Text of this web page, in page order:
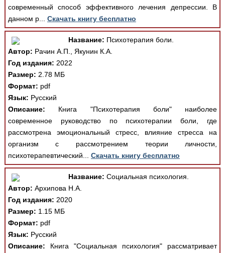
современный способ эффективного лечения депрессии. В
данном р... Скачать книгу бесплатно
Название: Психотерапия боли.
Автор: Рачин А.П., Якунин К.А.
Год издания: 2022
Размер: 2.78 МБ
Формат: pdf
Язык: Русский
Описание: Книга "Психотерапия боли" наиболее
современное руководство по психотерапии боли, где
рассмотрена эмоциональный стресс, влияние стресса на
организм с рассмотрением теории личности,
психотерапевтический... Скачать книгу бесплатно
Название: Социальная психология.
Автор: Архипова Н.А.
Год издания: 2020
Размер: 1.15 МБ
Формат: pdf
Язык: Русский
Описание: Книга "Социальная психология" рассматривает